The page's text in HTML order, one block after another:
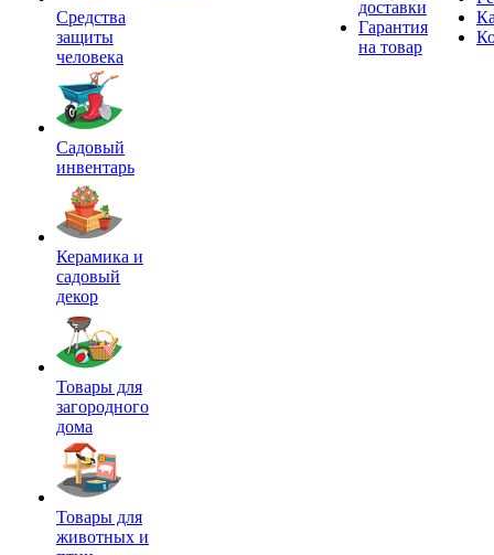
Средства
защиты
человека
Садовый
инвентарь
Керамика и
садовый
декор
Товары для
загородного
дома
Товары для
животных и
доставки
Гарантия
на товар